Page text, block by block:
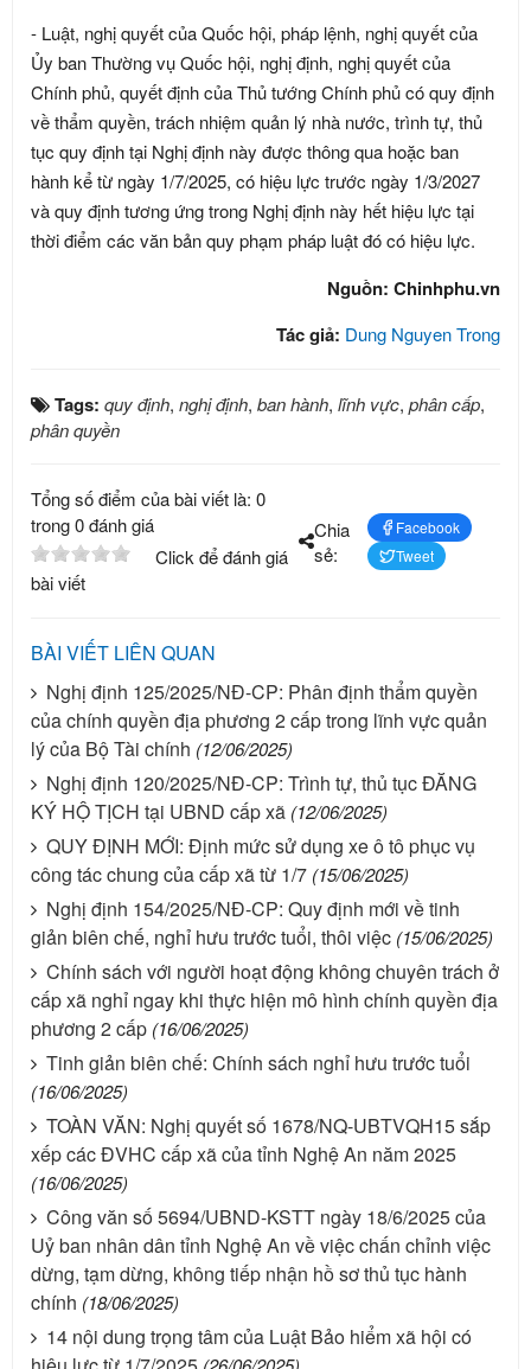
- Luật, nghị quyết của Quốc hội, pháp lệnh, nghị quyết của
Ủy ban Thường vụ Quốc hội, nghị định, nghị quyết của
Chính phủ, quyết định của Thủ tướng Chính phủ có quy định
về thẩm quyền, trách nhiệm quản lý nhà nước, trình tự, thủ
tục quy định tại Nghị định này được thông qua hoặc ban
hành kể từ ngày 1/7/2025, có hiệu lực trước ngày 1/3/2027
và quy định tương ứng trong Nghị định này hết hiệu lực tại
thời điểm các văn bản quy phạm pháp luật đó có hiệu lực.
Nguồn: Chinhphu.vn
Tác giả: Dung Nguyen Trong
Tags: quy định, nghị định, ban hành, lĩnh vực, phân cấp,
phân quyền
Tổng số điểm của bài viết là: 0
trong 0 đánh giá
Click để đánh giá
bài viết
Chia
sẻ:
Facebook
Tweet
BÀI VIẾT LIÊN QUAN
Nghị định 125/2025/NĐ-CP: Phân định thẩm quyền
của chính quyền địa phương 2 cấp trong lĩnh vực quản
lý của Bộ Tài chính (12/06/2025)
Nghị định 120/2025/NĐ-CP: Trình tự, thủ tục ĐĂNG
KÝ HỘ TỊCH tại UBND cấp xã (12/06/2025)
QUY ĐỊNH MỚI: Định mức sử dụng xe ô tô phục vụ
công tác chung của cấp xã từ 1/7 (15/06/2025)
Nghị định 154/2025/NĐ-CP: Quy định mới về tinh
giản biên chế, nghỉ hưu trước tuổi, thôi việc (15/06/2025)
Chính sách với người hoạt động không chuyên trách ở
cấp xã nghỉ ngay khi thực hiện mô hình chính quyền địa
phương 2 cấp (16/06/2025)
Tinh giản biên chế: Chính sách nghỉ hưu trước tuổi
(16/06/2025)
TOÀN VĂN: Nghị quyết số 1678/NQ-UBTVQH15 sắp
xếp các ĐVHC cấp xã của tỉnh Nghệ An năm 2025
(16/06/2025)
Công văn số 5694/UBND-KSTT ngày 18/6/2025 của
Uỷ ban nhân dân tỉnh Nghệ An về việc chấn chỉnh việc
dừng, tạm dừng, không tiếp nhận hồ sơ thủ tục hành
chính (18/06/2025)
14 nội dung trọng tâm của Luật Bảo hiểm xã hội có